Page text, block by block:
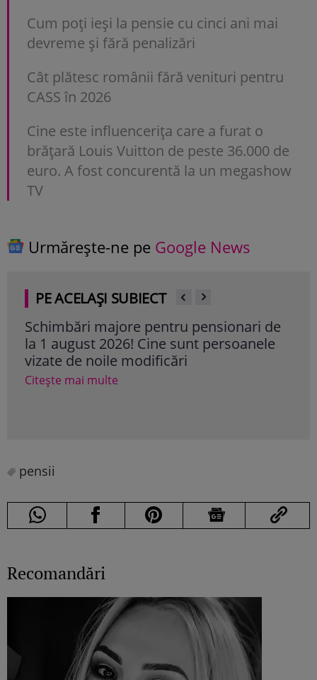
Cum poți ieși la pensie cu cinci ani mai
devreme și fără penalizări
Cât plătesc românii fără venituri pentru
CASS în 2026
Cine este influencerița care a furat o
brățară Louis Vuitton de peste 36.000 de
euro. A fost concurentă la un megashow
TV
Urmărește-ne pe Google News
PE ACELAȘI SUBIECT
Schimbări majore pentru pensionari de
la 1 august 2026! Cine sunt persoanele
vizate de noile modificări
Citește mai multe
pensii
Recomandări